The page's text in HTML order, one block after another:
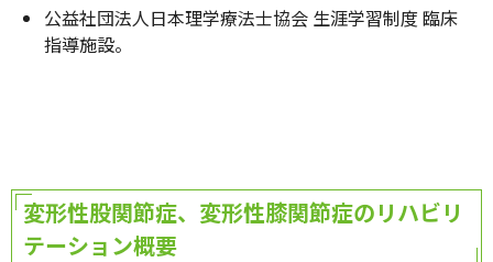
公益社団法人日本理学療法士協会 生涯学習制度 臨床
指導施設。
変形性股関節症、変形性膝関節症のリハビリ
テーション概要